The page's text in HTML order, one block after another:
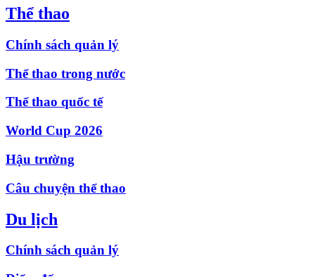
Thể thao
Chính sách quản lý
Thể thao trong nước
Thể thao quốc tế
World Cup 2026
Hậu trường
Câu chuyện thể thao
Du lịch
Chính sách quản lý